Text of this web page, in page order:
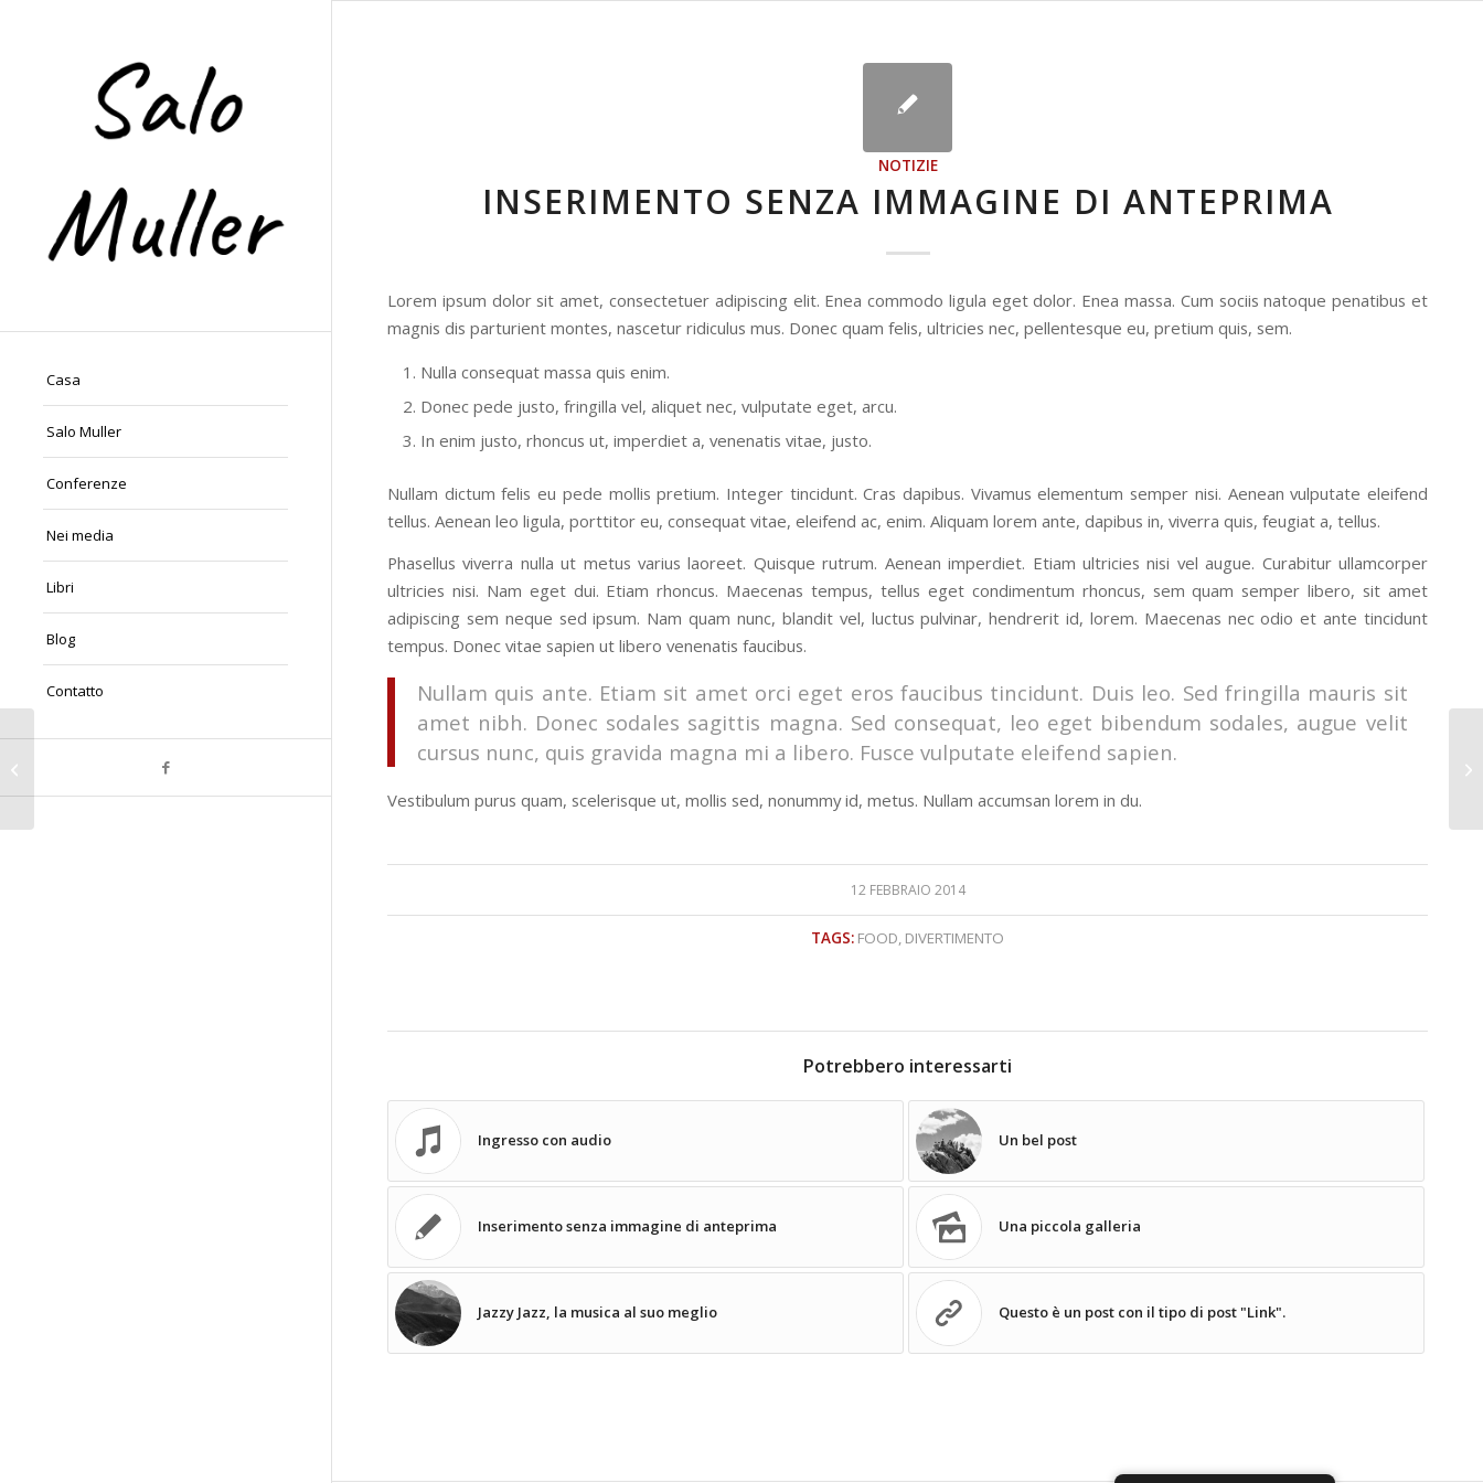
Casa
Salo Muller
Conferenze
Nei media
Libri
Blog
Contatto
NOTIZIE
INSERIMENTO SENZA IMMAGINE DI ANTEPRIMA
Lorem ipsum dolor sit amet, consectetuer adipiscing elit. Enea commodo ligula eget dolor. Enea massa. Cum sociis natoque penatibus et
magnis dis parturient montes, nascetur ridiculus mus. Donec quam felis, ultricies nec, pellentesque eu, pretium quis, sem.
Nulla consequat massa quis enim.
Donec pede justo, fringilla vel, aliquet nec, vulputate eget, arcu.
In enim justo, rhoncus ut, imperdiet a, venenatis vitae, justo.
Nullam dictum felis eu pede mollis pretium. Integer tincidunt. Cras dapibus. Vivamus elementum semper nisi. Aenean vulputate eleifend
tellus. Aenean leo ligula, porttitor eu, consequat vitae, eleifend ac, enim. Aliquam lorem ante, dapibus in, viverra quis, feugiat a, tellus.
Phasellus viverra nulla ut metus varius laoreet. Quisque rutrum. Aenean imperdiet. Etiam ultricies nisi vel augue. Curabitur ullamcorper
ultricies nisi. Nam eget dui. Etiam rhoncus. Maecenas tempus, tellus eget condimentum rhoncus, sem quam semper libero, sit amet
adipiscing sem neque sed ipsum. Nam quam nunc, blandit vel, luctus pulvinar, hendrerit id, lorem. Maecenas nec odio et ante tincidunt
tempus. Donec vitae sapien ut libero venenatis faucibus.
Nullam quis ante. Etiam sit amet orci eget eros faucibus tincidunt. Duis leo. Sed fringilla mauris sit
amet nibh. Donec sodales sagittis magna. Sed consequat, leo eget bibendum sodales, augue velit
cursus nunc, quis gravida magna mi a libero. Fusce vulputate eleifend sapien.
Vestibulum purus quam, scelerisque ut, mollis sed, nonummy id, metus. Nullam accumsan lorem in du.
12 FEBBRAIO 2014
TAGS: FOOD, DIVERTIMENTO
Potrebbero interessarti
Ingresso con audio Un bel post
Inserimento senza immagine di anteprima Una piccola galleria
Jazzy Jazz, la musica al suo meglio Questo è un post con il tipo di post "Link".
Inserimento con formato post